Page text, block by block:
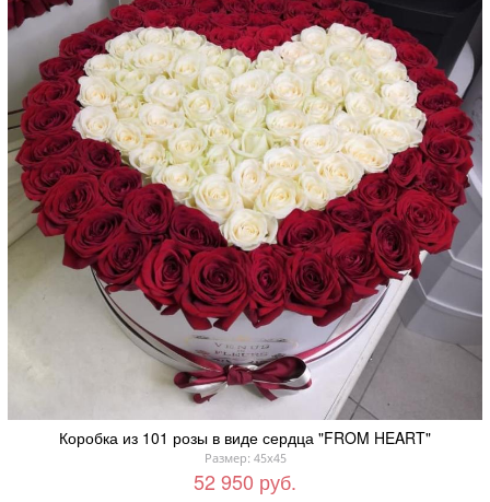
Коробка из 101 розы в виде сердца "FROM HEART"
Размер: 45x45
52 950 руб.